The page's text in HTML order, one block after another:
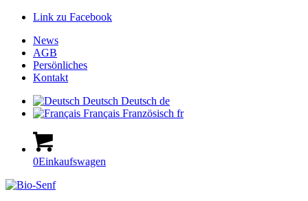
Link zu Facebook
News
AGB
Persönliches
Kontakt
Deutsch Deutsch de
Français Französisch fr
0Einkaufswagen